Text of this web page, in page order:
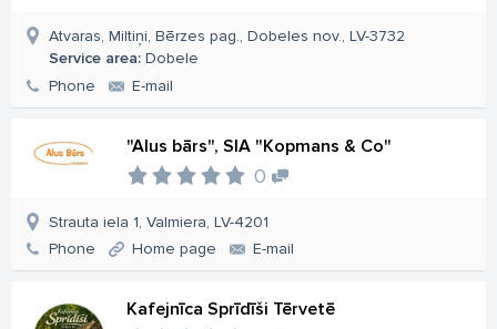
Atvaras, Miltiņi, Bērzes pag., Dobeles nov., LV-3732
Service area: Dobele
Phone
E-mail
"Alus bārs", SIA "Kopmans & Co"
0
Strauta iela 1, Valmiera, LV-4201
Phone
Home page E-mail
Kafejnīca Sprīdīši Tērvetē